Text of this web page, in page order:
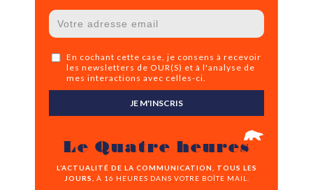
En cochant cette case, je consens à recevoir
les newsletters de OUR(S) et à l'analyse de
mes interactions avec celles-ci.
JE M'INSCRIS
Le Quatre heures
L’ACTUALITÉ DE LA COMMUNICATION, TOUS LES
JOURS,
À 16 HEURES DANS VOTRE BOÎTE MAIL.